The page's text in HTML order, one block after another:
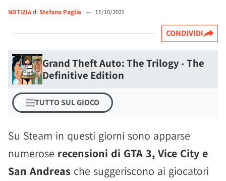
NOTIZIAdi Stefano Paglia — 11/10/2021
CONDIVIDI
Grand Theft Auto: The Trilogy - The
Definitive Edition
TUTTO SUL GIOCO
Su Steam in questi giorni sono apparse
numerose recensioni di GTA 3, Vice City e
San Andreas che suggeriscono ai giocatori